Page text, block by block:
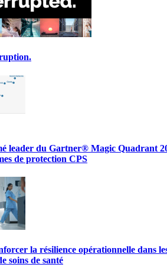
leader du Gartner® Magic Quadrant
de protection CPS
la résilience opérationnelle dans
soins de santé